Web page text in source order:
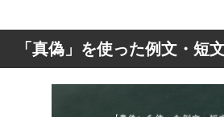
「真偽」を使った例文・短